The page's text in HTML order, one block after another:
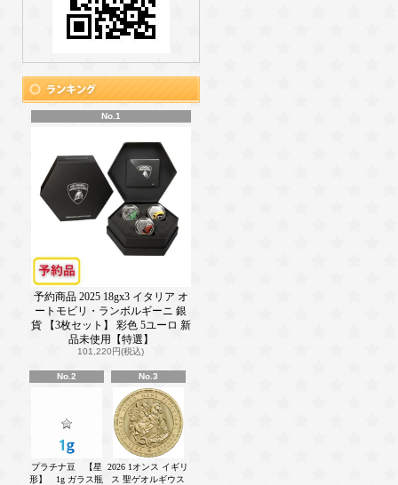
No.1
予約商品 2025 18gx3 イタリア オ
ートモビリ・ランボルギーニ 銀
貨 【3枚セット】 彩色 5ユーロ 新
品未使用【特選】
101,220円(税込)
No.2
プラチナ豆 【星
形】 1g ガラス瓶
No.3
2026 1オンス イギリ
ス 聖ゲオルギウス